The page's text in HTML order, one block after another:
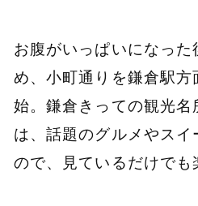
お腹がいっぱいになっ
め、小町通りを鎌倉駅
始。鎌倉きっての観光名
は、話題のグルメやス
ので、見ているだけでも